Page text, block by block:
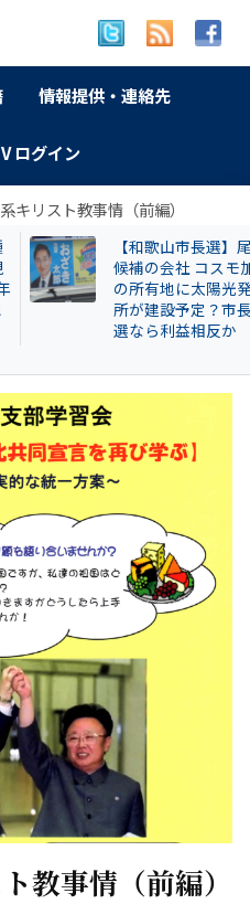
情報提供・連絡先
ログイン
キリスト教事情（前編）
特別企画 解放同盟
政等が 過去に公開
部落・同和地区リ
教事情（前編）